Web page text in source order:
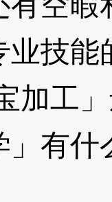
业技能
工」
有什